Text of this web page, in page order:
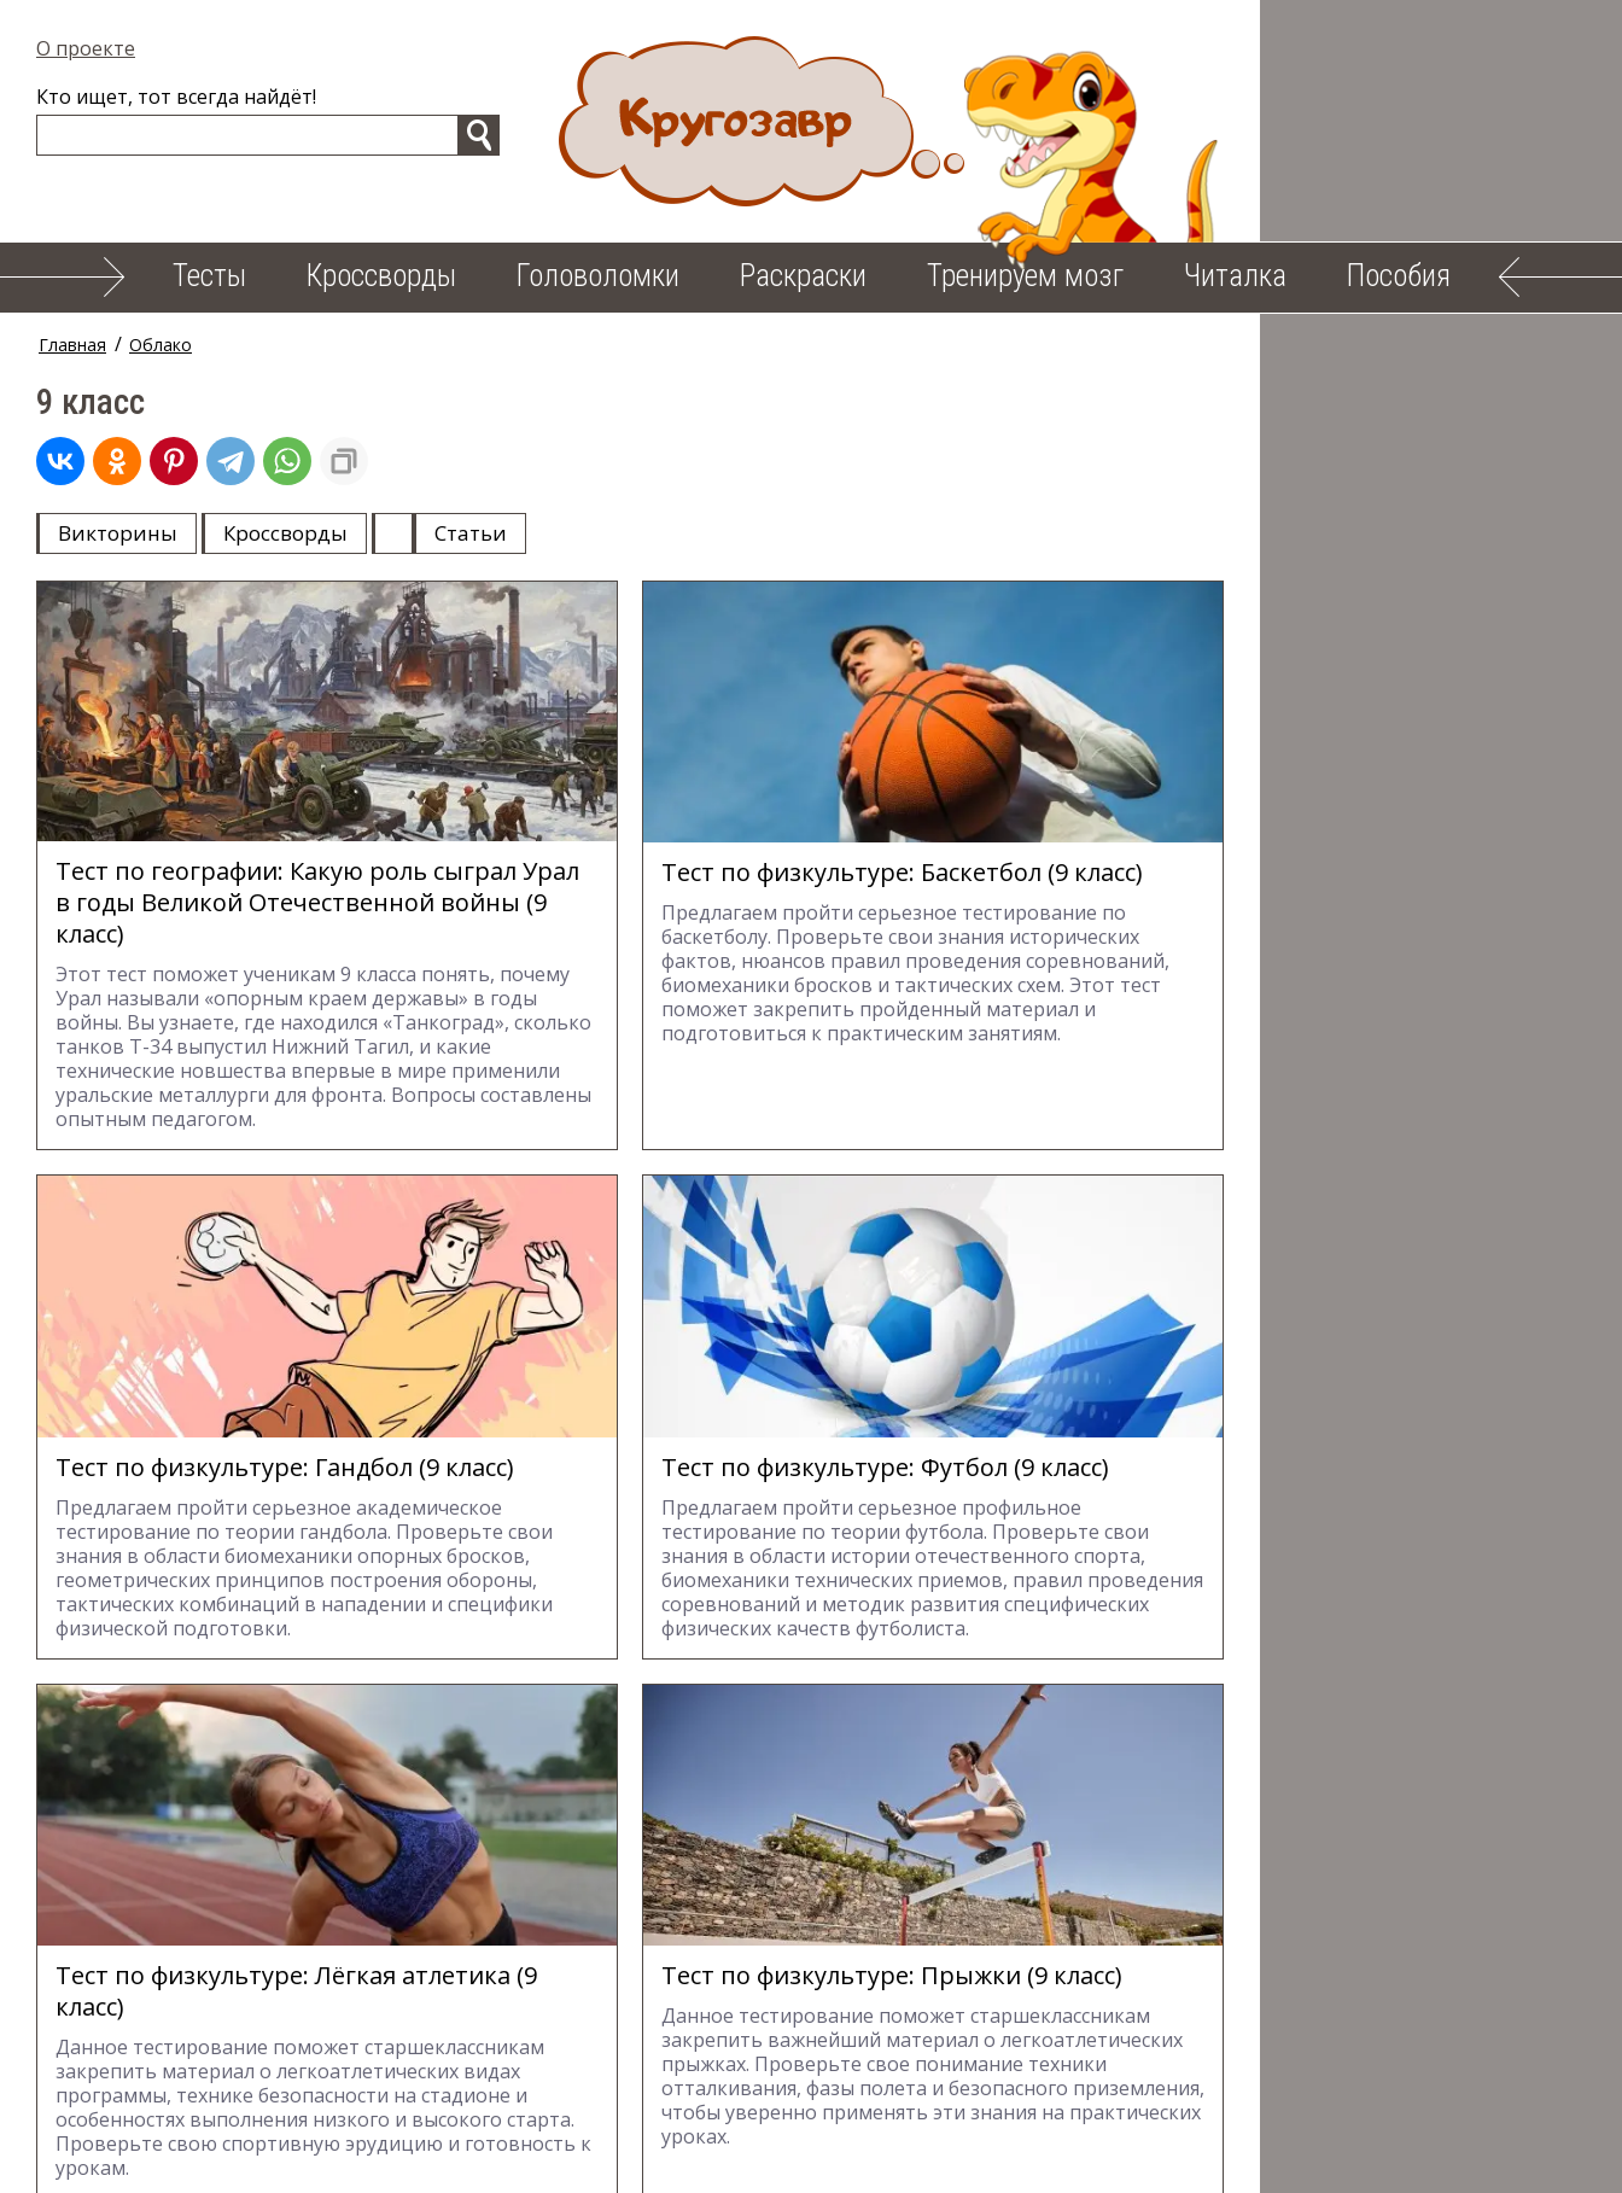
О проекте
Кто ищет, тот всегда найдёт!
Тесты Кроссворды Головоломки Раскраски Тренируем мозг Читалка Пособия
Главная / Облако
9 класс
Викторины Кроссворды Статьи
Тест по географии: Какую роль сыграл Урал
в годы Великой Отечественной войны (9
класс)
Этот тест поможет ученикам 9 класса понять, почему
Урал называли «опорным краем державы» в годы
войны. Вы узнаете, где находился «Танкоград», сколько
танков Т-34 выпустил Нижний Тагил, и какие
технические новшества впервые в мире применили
уральские металлурги для фронта. Вопросы составлены
опытным педагогом.
Тест по физкультуре: Баскетбол (9 класс)
Предлагаем пройти серьезное тестирование по
баскетболу. Проверьте свои знания исторических
фактов, нюансов правил проведения соревнований,
биомеханики бросков и тактических схем. Этот тест
поможет закрепить пройденный материал и
подготовиться к практическим занятиям.
Тест по физкультуре: Гандбол (9 класс)
Предлагаем пройти серьезное академическое
тестирование по теории гандбола. Проверьте свои
знания в области биомеханики опорных бросков,
геометрических принципов построения обороны,
тактических комбинаций в нападении и специфики
физической подготовки.
Тест по физкультуре: Футбол (9 класс)
Предлагаем пройти серьезное профильное
тестирование по теории футбола. Проверьте свои
знания в области истории отечественного спорта,
биомеханики технических приемов, правил проведения
соревнований и методик развития специфических
физических качеств футболиста.
Тест по физкультуре: Лёгкая атлетика (9
класс)
Данное тестирование поможет старшеклассникам
закрепить материал о легкоатлетических видах
программы, технике безопасности на стадионе и
особенностях выполнения низкого и высокого старта.
Проверьте свою спортивную эрудицию и готовность к
урокам.
Тест по физкультуре: Прыжки (9 класс)
Данное тестирование поможет старшеклассникам
закрепить важнейший материал о легкоатлетических
прыжках. Проверьте свое понимание техники
отталкивания, фазы полета и безопасного приземления,
чтобы уверенно применять эти знания на практических
уроках.